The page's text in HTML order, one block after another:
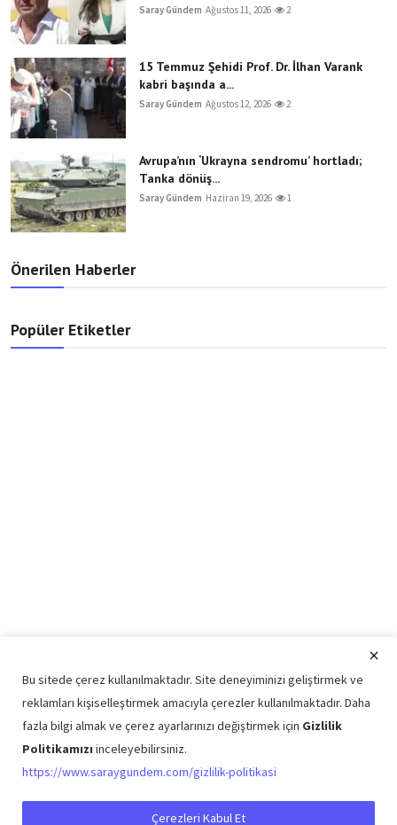
Saray Gündem Ağustos 11, 2026 2
15 Temmuz Şehidi Prof. Dr. İlhan Varank
kabri başında a...
Saray Gündem Ağustos 12, 2026 2
Avrupa’nın ‘Ukrayna sendromu’ hortladı;
Tanka dönüş...
Saray Gündem Haziran 19, 2026 1
Önerilen Haberler
Popüler Etiketler
Copyright © 2026 Saray Gündem Tüm Hakları Saklıdır.
Künye Şartlar ve Koşullar Gizlilik Politikası İletişim
Bu sitede çerez kullanılmaktadır. Site deneyiminizi geliştirmek ve
reklamları kişiselleştirmek amacıyla çerezler kullanılmaktadır. Daha
fazla bilgi almak ve çerez ayarlarınızı değiştirmek için Gizlilik
Politikamızı inceleyebilirsiniz.
https://www.saraygundem.com/gizlilik-politikasi
Çerezleri Kabul Et